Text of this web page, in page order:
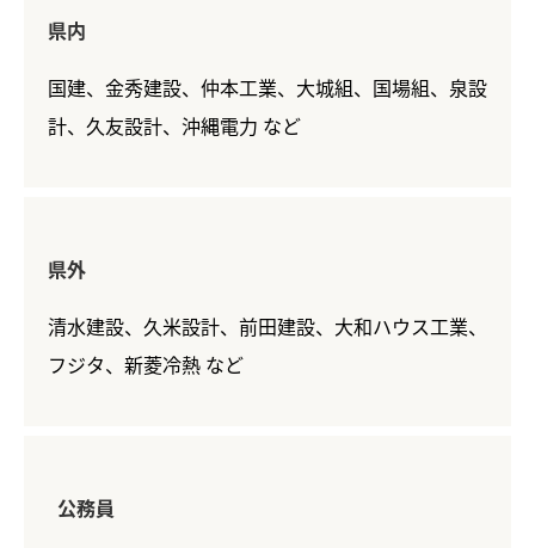
県内
国建、金秀建設、仲本工業、大城組、国場組、泉設
計、久友設計、沖縄電力 など
県外
清水建設、久米設計、前田建設、大和ハウス工業、
フジタ、新菱冷熱 など
公務員